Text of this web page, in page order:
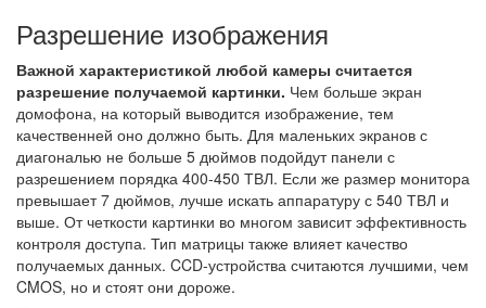
Разрешение изображения
Важной характеристикой любой камеры считается
разрешение получаемой картинки. Чем больше экран
домофона, на который выводится изображение, тем
качественней оно должно быть. Для маленьких экранов с
диагональю не больше 5 дюймов подойдут панели с
разрешением порядка 400-450 ТВЛ. Если же размер монитора
превышает 7 дюймов, лучше искать аппаратуру с 540 ТВЛ и
выше. От четкости картинки во многом зависит эффективность
контроля доступа. Тип матрицы также влияет качество
получаемых данных. CCD-устройства считаются лучшими, чем
CMOS, но и стоят они дороже.